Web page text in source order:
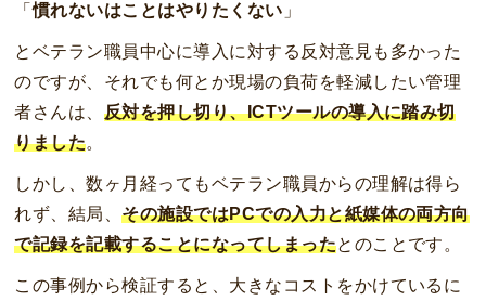
「慣れないはことはやりたくない 」
とベテラン職員中心に導入に対する反対意見も多かった
のですが、それでも何とか現場の負荷を軽減したい管理
者さんは、 反対を押し切り、ICTツールの導入に踏み切
りました。
しかし、数ヶ月経ってもベテラン職員からの理解は得ら
れず、結局、その施設ではPCでの入力と紙媒体の両方向
で記録を記載することになってしまったとのことです。
この事例から検証すると、大きなコストをかけているに